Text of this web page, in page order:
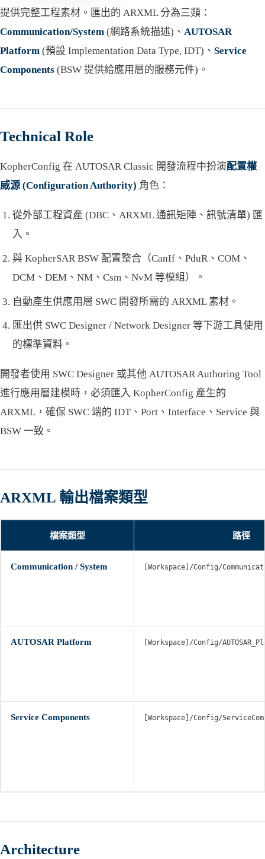
提供完整工程素材。匯出的 ARXML 分為三類：
Communication/System (網路系統描述)、 AUTOSAR
Platform (預設 Implementation Data Type, IDT)、 Service
Components (BSW 提供給應用層的服務元件)。
Technical Role
KopherConfig 在 AUTOSAR Classic 開發流程中扮演配置權
威源 (Configuration Authority) 角色：
從外部工程資產 (DBC、ARXML 通訊矩陣、訊號清單) 匯
入。
與 KopherSAR BSW 配置整合（CanIf、PduR、COM、
DCM、DEM、NM、Csm、NvM 等模組）。
自動產生供應用層 SWC 開發所需的 ARXML 素材。
匯出供 SWC Designer / Network Designer 等下游工具使用
的標準資料。
開發者使用 SWC Designer 或其他 AUTOSAR Authoring Tool
進行應用層建模時，必須匯入 KopherConfig 產生的
ARXML，確保 SWC 端的 IDT、Port、Interface、Service 與
BSW 一致。
ARXML 輸出檔案類型
檔案類型 路徑
Communication / System [Workspace]/Config/
AUTOSAR Platform [Workspace]/Config/
Service Components [Workspace]/Config/
Architecture